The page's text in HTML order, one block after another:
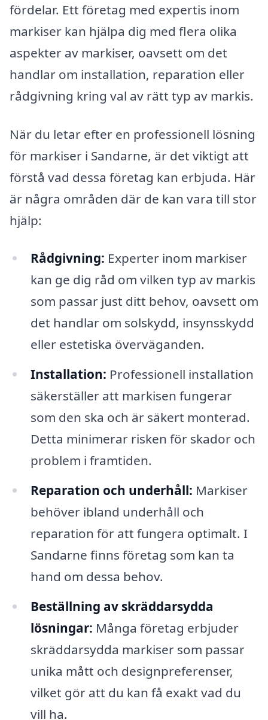
fördelar. Ett företag med expertis inom
markiser kan hjälpa dig med flera olika
aspekter av markiser, oavsett om det
handlar om installation, reparation eller
rådgivning kring val av rätt typ av markis.
När du letar efter en professionell lösning
för markiser i Sandarne, är det viktigt att
förstå vad dessa företag kan erbjuda. Här
är några områden där de kan vara till stor
hjälp:
Rådgivning: Experter inom markiser
kan ge dig råd om vilken typ av markis
som passar just ditt behov, oavsett om
det handlar om solskydd, insynsskydd
eller estetiska överväganden.
Installation: Professionell installation
säkerställer att markisen fungerar
som den ska och är säkert monterad.
Detta minimerar risken för skador och
problem i framtiden.
Reparation och underhåll: Markiser
behöver ibland underhåll och
reparation för att fungera optimalt. I
Sandarne finns företag som kan ta
hand om dessa behov.
Beställning av skräddarsydda
lösningar: Många företag erbjuder
skräddarsydda markiser som passar
unika mått och designpreferenser,
vilket gör att du kan få exakt vad du
vill ha.